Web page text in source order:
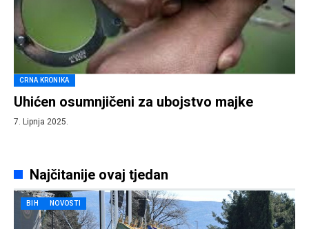
CRNA KRONIKA
Uhićen osumnjičeni za ubojstvo majke
7. Lipnja 2025.
Najčitanije ovaj tjedan
BIH NOVOSTI